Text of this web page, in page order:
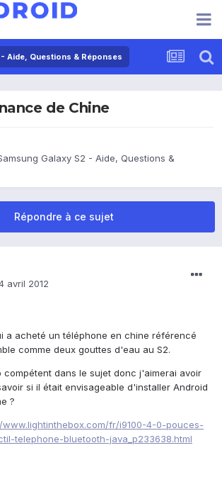
Aide, Questions & Réponses
de Chine
Galaxy S2 - Aide, Questions &
Répondre à ce sujet
avril 2012
a acheté un téléphone en chine référencé
comme deux gouttes d'eau au S2.
compétent dans le sujet donc j'aimerai avoir
si il était envisageable d'installer Android
?
www.lightinthebox.com/fr/i9100-4-0-pouces-
telephone-bluetooth-java_p233638.html